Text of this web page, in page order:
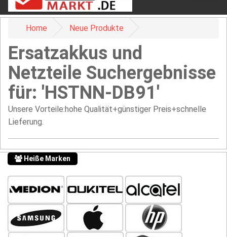
Home Neue Produkte
Ersatzakkus und
Netzteile Suchergebnisse
für: 'HSTNN-DB91'
Unsere Vorteile:hohe Qualität+günstiger Preis+schnelle
Lieferung.
Heiße Marken